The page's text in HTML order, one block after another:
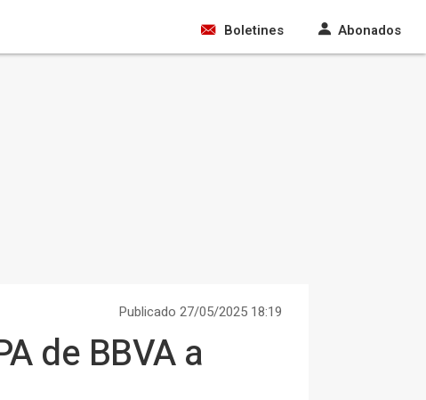
Boletines Abonados
Publicado 27/05/2025 18:19
de BBVA a